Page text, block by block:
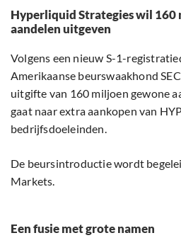
Hyperliquid Strategies wil 160
aandelen uitgeven
Volgens een nieuw S-1-
Amerikaanse beurswaakhond
uitgifte van 160 miljoen gewone
gaat naar extra aankopen van
bedrijfsdoeleinden.
De beursintroductie wordt
Markets.
Een fusie met grote namen